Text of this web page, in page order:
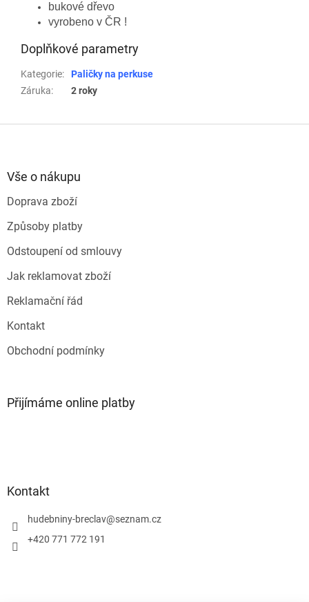
bukové dřevo
vyrobeno v ČR !
Doplňkové parametry
Kategorie:
Paličky na perkuse
Záruka: 2 roky
Vše o nákupu
Doprava zboží
Způsoby platby
Odstoupení od smlouvy
Jak reklamovat zboží
Reklamační řád
Kontakt
Obchodní podmínky
Přijímáme online platby
Kontakt
hudebniny-breclav@seznam.cz
+420 771 772 191